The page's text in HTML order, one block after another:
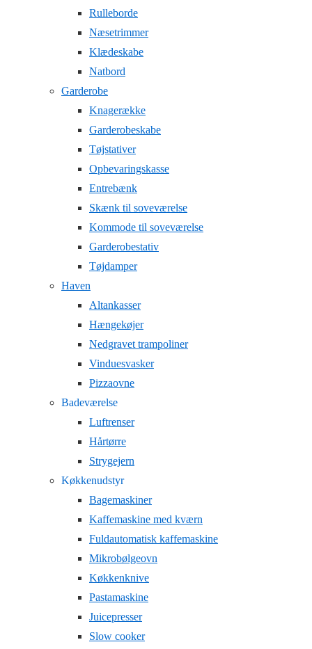
Rulleborde
Næsetrimmer
Klædeskabe
Natbord
Garderobe
Knagerække
Garderobeskabe
Tøjstativer
Opbevaringskasse
Entrebænk
Skænk til soveværelse
Kommode til soveværelse
Garderobestativ
Tøjdamper
Haven
Altankasser
Hængekøjer
Nedgravet trampoliner
Vinduesvasker
Pizzaovne
Badeværelse
Luftrenser
Hårtørre
Strygejern
Køkkenudstyr
Bagemaskiner
Kaffemaskine med kværn
Fuldautomatisk kaffemaskine
Mikrobølgeovn
Køkkenknive
Pastamaskine
Juicepresser
Slow cooker